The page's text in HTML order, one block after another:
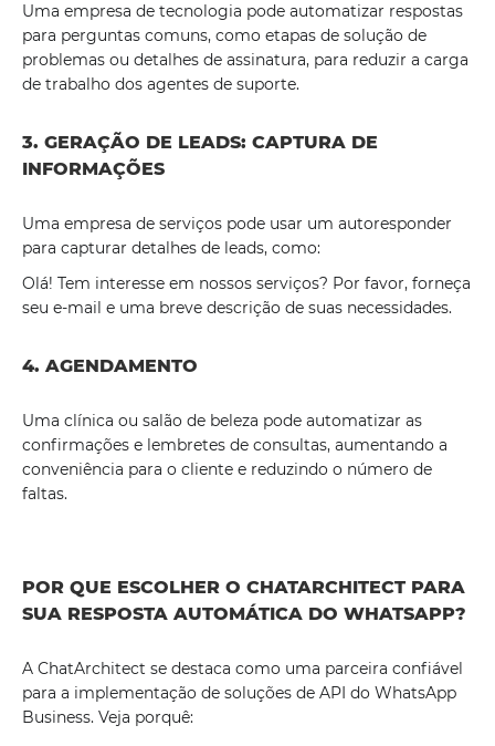
Uma empresa de tecnologia pode automatizar respostas
para perguntas comuns, como etapas de solução de
problemas ou detalhes de assinatura, para reduzir a carga
de trabalho dos agentes de suporte.
3. GERAÇÃO DE LEADS: CAPTURA DE
INFORMAÇÕES
Uma empresa de serviços pode usar um autoresponder
para capturar detalhes de leads, como:
Olá! Tem interesse em nossos serviços? Por favor, forneça
seu e-mail e uma breve descrição de suas necessidades.
4. AGENDAMENTO
Uma clínica ou salão de beleza pode automatizar as
confirmações e lembretes de consultas, aumentando a
conveniência para o cliente e reduzindo o número de
faltas.
POR QUE ESCOLHER O CHATARCHITECT PARA
SUA RESPOSTA AUTOMÁTICA DO WHATSAPP?
A ChatArchitect se destaca como uma parceira confiável
para a implementação de soluções de API do WhatsApp
Business. Veja porquê: